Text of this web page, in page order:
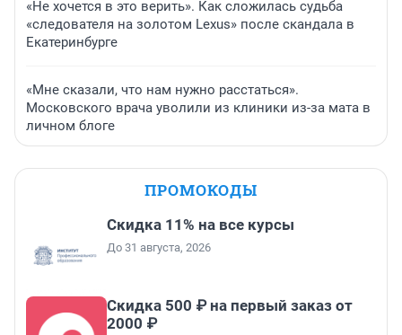
«Не хочется в это верить». Как сложилась судьба
«следователя на золотом Lexus» после скандала в
Екатеринбурге
«Мне сказали, что нам нужно расстаться».
Московского врача уволили из клиники из-за мата в
личном блоге
ПРОМОКОДЫ
Скидка 11% на все курсы
До 31 августа, 2026
Скидка 500 ₽ на первый заказ от
2000 ₽